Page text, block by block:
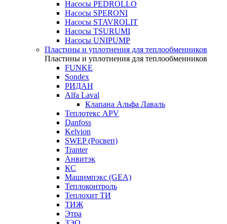
Насосы PEDROLLO
Насосы SPERONI
Насосы STAVROLIT
Насосы TSURUMI
Насосы UNIPUMP
Пластины и уплотнения для теплообменников
Пластины и уплотнения для теплообменников
FUNKE
Sondex
РИДАН
Alfa Laval
Клапана Альфа Лаваль
Теплотекс APV
Danfoss
Kelvion
SWEP (Росвеп)
Tranter
Анвитэк
КС
Машимпэкс (GEA)
Теплоконтроль
Теплохит ТИ
ТИЖ
Этра